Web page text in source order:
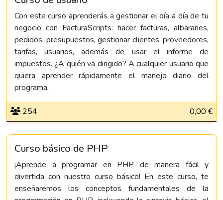
Con este curso aprenderás a gestionar el día a día de tu
negocio con FacturaScripts: hacer facturas, albaranes,
pedidos, presupuestos, gestionar clientes, proveedores,
tarifas, usuarios, además de usar el informe de
impuestos. ¿A quién va dirigido? A cualquier usuario que
quiera aprender rápidamente el manejo diario del
programa.
254 0,00 €
Curso básico de PHP
¡Aprende a programar en PHP de manera fácil y
divertida con nuestro curso básico! En este curso, te
enseñaremos los conceptos fundamentales de la